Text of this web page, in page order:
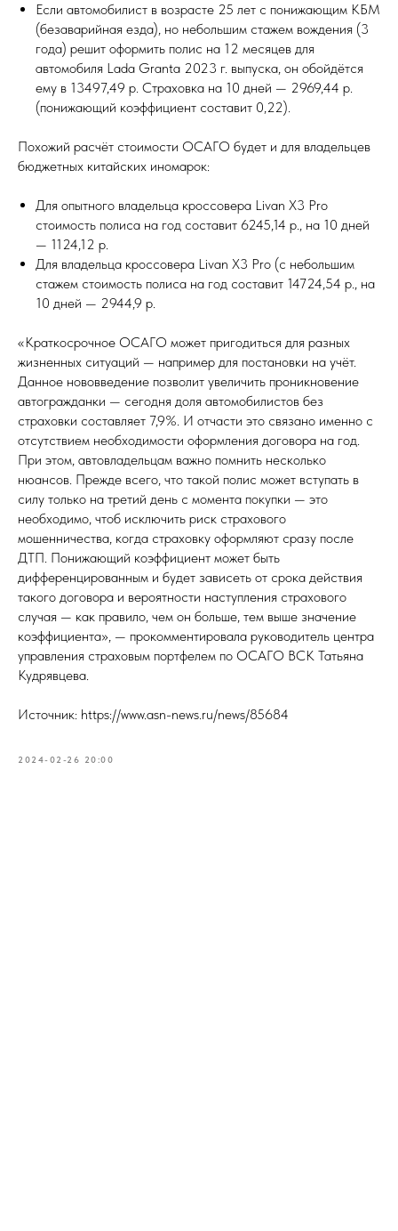
Если автомобилист в возрасте 25 лет с понижающим КБМ
(безаварийная езда), но небольшим стажем вождения (3
года) решит оформить полис на 12 месяцев для
автомобиля Lada Granta 2023 г. выпуска, он обойдётся
ему в 13497,49 р. Страховка на 10 дней — 2969,44 р.
(понижающий коэффициент составит 0,22).
Похожий расчёт стоимости ОСАГО будет и для владельцев
бюджетных китайских иномарок:
Для опытного владельца кроссовера Livan X3 Pro
стоимость полиса на год составит 6245,14 р., на 10 дней
— 1124,12 р.
Для владельца кроссовера Livan X3 Pro (с небольшим
стажем стоимость полиса на год составит 14724,54 р., на
10 дней — 2944,9 р.
«Краткосрочное ОСАГО может пригодиться для разных
жизненных ситуаций — например для постановки на учёт.
Данное нововведение позволит увеличить проникновение
автогражданки — сегодня доля автомобилистов без
страховки составляет 7,9%. И отчасти это связано именно с
отсутствием необходимости оформления договора на год.
При этом, автовладельцам важно помнить несколько
нюансов. Прежде всего, что такой полис может вступать в
силу только на третий день с момента покупки — это
необходимо, чтоб исключить риск страхового
мошенничества, когда страховку оформляют сразу после
ДТП. Понижающий коэффициент может быть
дифференцированным и будет зависеть от срока действия
такого договора и вероятности наступления страхового
случая — как правило, чем он больше, тем выше значение
коэффициента», — прокомментировала руководитель центра
управления страховым портфелем по ОСАГО ВСК Татьяна
Кудрявцева.
Источник: https://www.asn-news.ru/news/85684
2024-02-26 20:00